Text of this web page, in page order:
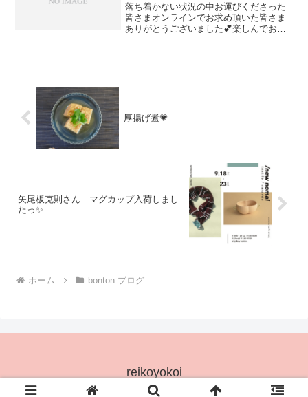
落ち着かない状況の中お運びくださった
皆さまオンラインでお求め頂いた皆さま
ありがとうございました💕楽しんでお使
厚揚げ煮💗
矢尾板克則さん マグカップ入荷しまし
たっ✨
ホーム bonton.ブログ
reikoyokoi
© 2025 reikoyokoi.